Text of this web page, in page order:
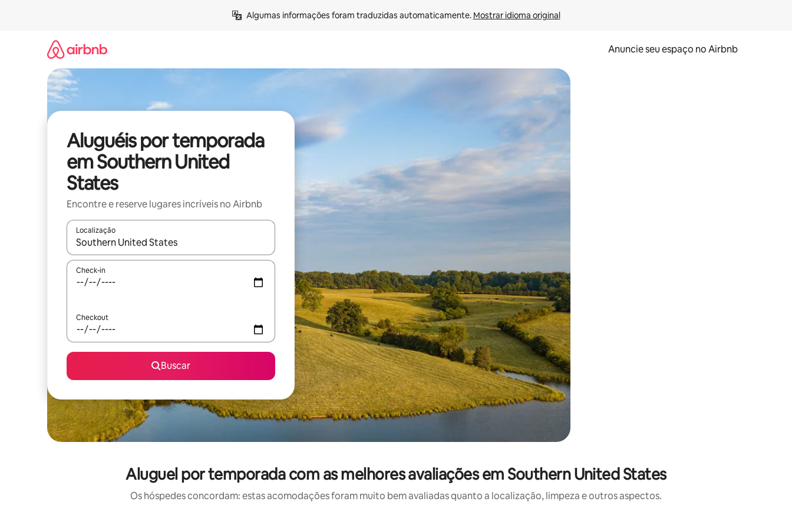
Algumas informações foram traduzidas automaticamente. Mostrar idioma original
Anuncie seu espaço no Airbnb
Aluguéis por temporada
em Southern United
States
Encontre e reserve lugares incríveis no Airbnb
Localização
Quando os resultados estiverem disponíveis, explore-os usando as seta para cima e para baixo do teclado ou tocando e deslizando o dedo na tela.
Check-in
Checkout
Buscar
Aluguel por temporada com as melhores avaliações em Southern United States
Os hóspedes concordam: estas acomodações foram muito bem avaliadas quanto a localização, limpeza e outros aspectos.